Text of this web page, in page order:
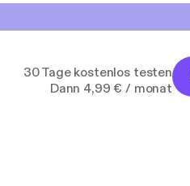
30 Tage kostenlos testen
Dann 4,99 € / monat